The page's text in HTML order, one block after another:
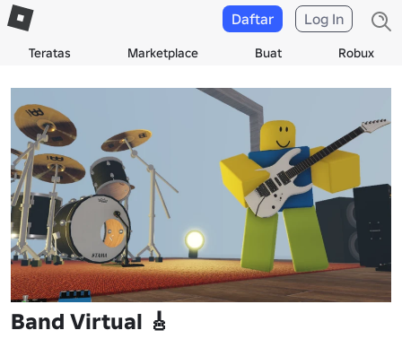
Teratas Marketplace Buat Robux
Daftar Log In
Band Virtual 🎸